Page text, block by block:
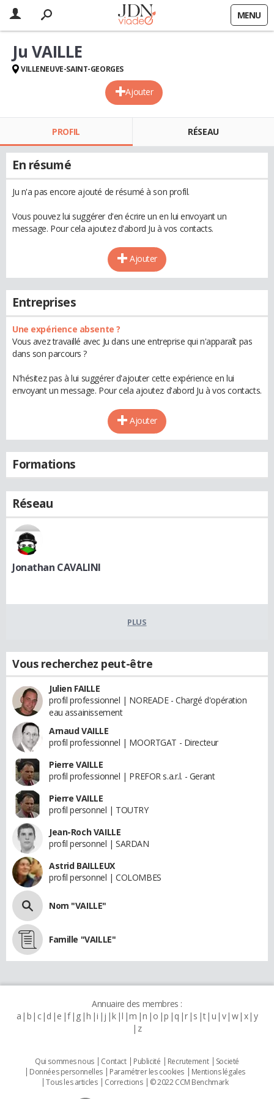
MENU
Ajouter
Ju VAILLE
VILLENEUVE-SAINT-GEORGES
PROFIL RÉSEAU
En résumé
Ju n'a pas encore ajouté de résumé à son profil.
Vous pouvez lui suggérer d'en écrire un en lui envoyant un
message. Pour cela ajoutez d'abord Ju à vos contacts.
Ajouter
Entreprises
Une expérience absente ?
Vous avez travaillé avec Ju dans une entreprise qui n'apparaît pas
dans son parcours ?
N'hésitez pas à lui suggérer d'ajouter cette expérience en lui
envoyant un message. Pour cela ajoutez d'abord Ju à vos contacts.
Ajouter
Formations
Réseau
Jonathan CAVALINI
PLUS
Vous recherchez peut-être
Julien FAILLE
profil professionnel | NOREADE - Chargé d'opération
eau assainissement
Arnaud VAILLE
profil professionnel | MOORTGAT - Directeur
Pierre VAILLE
profil professionnel | PREFOR s.a.r.l. - Gerant
Pierre VAILLE
profil personnel | TOUTRY
Jean-Roch VAILLE
profil personnel | SARDAN
Astrid BAILLEUX
profil personnel | COLOMBES
Nom "VAILLE"
Famille "VAILLE"
Annuaire des membres :
a b c d e f g h i j k l m n o p q r s t u v w x y
z
Qui sommes nous Contact Publicité Recrutement
Societé
Données personnelles
Paramétrer les cookies
Mentions légales
Tous les articles
Corrections © 2022 CCM Benchmark